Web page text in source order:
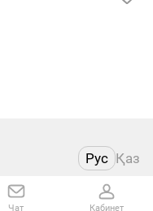
Рус Қаз
Чат Кабинет